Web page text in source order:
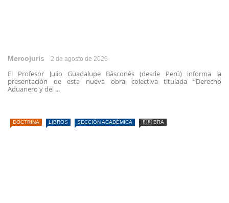
Mercojuris 2 de agosto de 2026
El Profesor Julio Guadalupe Básconés (desde Perú) informa la
presentación de esta nueva obra colectiva titulada “Derecho
Aduanero y del ...
DOCTRINA LIBROS SECCIÓN ACADÉMICA 🇧🇷 BRA